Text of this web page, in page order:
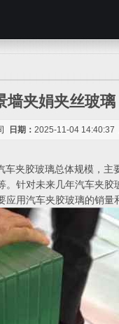
墙夹娟夹丝玻璃
日期： 2025-11-04 14:40:37
夹胶玻璃总体规模，
针对未来几年汽车夹
用汽车夹胶玻璃的销量